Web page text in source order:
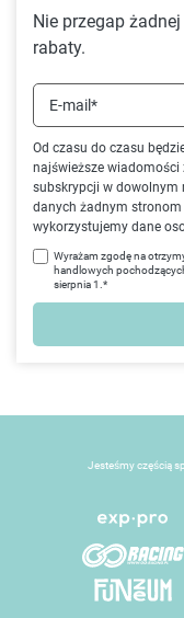
Nie przegap
rabaty.
Od czasu do czasu
najświeższe wiadomości
subskrypcji w dowolnym
danych żadnym
wykorzystujemy dane
E-mail*
Wyrażam zgodę na
handlowych
sierpnia 1.*
Jesteśmy częścią